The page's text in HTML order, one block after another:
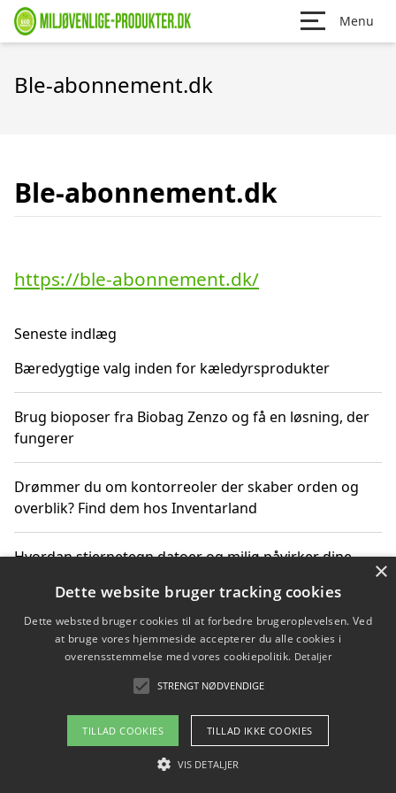
Menu
Ble-abonnement.dk
Ble-abonnement.dk
https://ble-abonnement.dk/
Seneste indlæg
Bæredygtige valg inden for kæledyrsprodukter
Brug bioposer fra Biobag Zenzo og få en løsning, der
fungerer
Drømmer du om kontorreoler der skaber orden og
overblik? Find dem hos Inventarland
Hvordan stjernetegn datoer og miljø påvirker dine
Bæredygtige gadgets til en grønnere hverdag
Om / kontakt
Blog Betingelser
×
Dette website bruger tracking cookies
Dette websted bruger cookies til at forbedre brugeroplevelsen. Ved
at bruge vores hjemmeside accepterer du alle cookies i
overensstemmelse med vores cookiepolitik. Detaljer
STRENGT NØDVENDIGE
TILLAD COOKIES TILLAD IKKE COOKIES
VIS DETALJER